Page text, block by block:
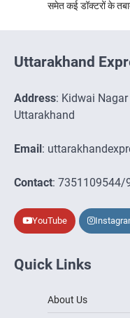
समेत कई डॉक्टरों के
Uttarakhand
Address: Kidwai
Uttarakhand
Email:
Contact: 7351109544/
YouTube
Quick Links
About Us